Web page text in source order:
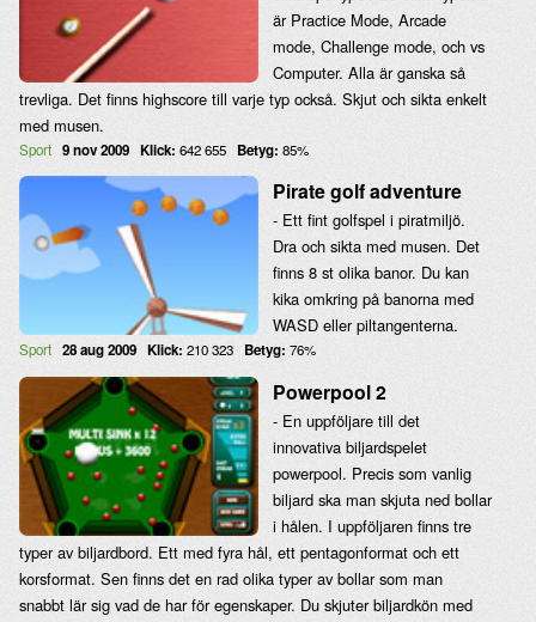
är Practice Mode, Arcade
mode, Challenge mode, och vs
Computer. Alla är ganska så
trevliga. Det finns highscore till varje typ också. Skjut och sikta enkelt
med musen.
Sport 9 nov 2009 Klick: 642 655 Betyg: 85%
Pirate golf adventure
- Ett fint golfspel i piratmiljö.
Dra och sikta med musen. Det
finns 8 st olika banor. Du kan
kika omkring på banorna med
WASD eller piltangenterna.
Sport 28 aug 2009 Klick: 210 323 Betyg: 76%
Powerpool 2
- En uppföljare till det
innovativa biljardspelet
powerpool. Precis som vanlig
biljard ska man skjuta ned bollar
i hålen. I uppföljaren finns tre
typer av biljardbord. Ett med fyra hål, ett pentagonformat och ett
korsformat. Sen finns det en rad olika typer av bollar som man
snabbt lär sig vad de har för egenskaper. Du skjuter biljardkön med